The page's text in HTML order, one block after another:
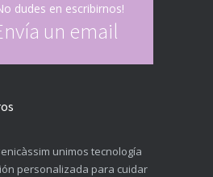
dudes en escribirnos!
un email
unimos tecnología
personalizada para cuidar